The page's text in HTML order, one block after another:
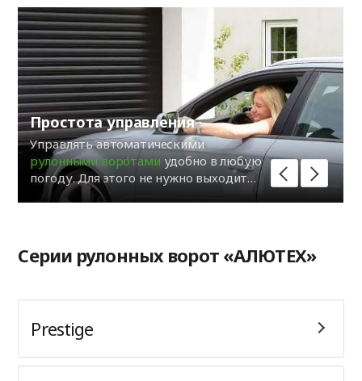
Простота управления
Управлять автоматическими
рулонными воротамиудобно в любую
погоду. Для этого не нужно выходить
из автомобиля, достаточно 1 нажатия
Серии рулонных ворот «АЛЮТЕХ»
Prestige